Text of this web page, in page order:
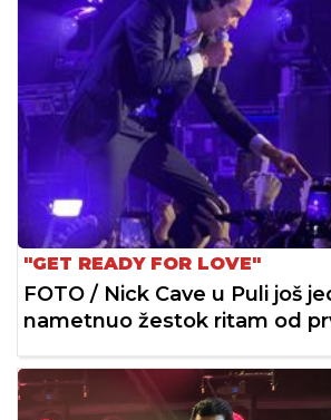
"GET READY FOR LOVE"
FOTO / Nick Cave u Puli još
nametnuo žestok ritam od